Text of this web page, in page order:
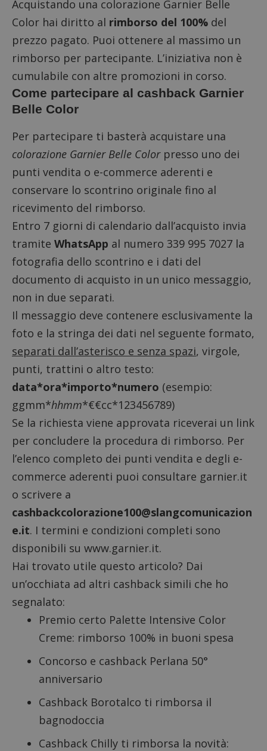
Acquistando una colorazione Garnier Belle
Color hai diritto al rimborso del 100% del
prezzo pagato. Puoi ottenere al massimo un
rimborso per partecipante. L’iniziativa non è
cumulabile con altre promozioni in corso.
Come partecipare al cashback Garnier
Belle Color
Per partecipare ti basterà acquistare una
colorazione Garnier Belle Colorpresso uno dei
punti vendita o e-commerce aderenti e
conservare lo scontrino originale fino al
ricevimento del rimborso.
Entro 7 giorni di calendario dall’acquisto invia
tramite WhatsApp al numero 339 995 7027 la
fotografia dello scontrino e i dati del
documento di acquisto in un unico messaggio,
non in due separati.
Il messaggio deve contenere esclusivamente la
foto e la stringa dei dati nel seguente formato,
separati dall’asterisco e senza spazi, virgole,
punti, trattini o altro testo:
data*ora*importo*numero (esempio:
ggmm*hhmm*€€cc*123456789)
Se la richiesta viene approvata riceverai un link
per concludere la procedura di rimborso. Per
l’elenco completo dei punti vendita e degli e-
commerce aderenti puoi consultare garnier.it
o scrivere a
cashbackcolorazione100@slangcomunicazion
e.it. I termini e condizioni completi sono
disponibili su www.garnier.it.
Hai trovato utile questo articolo? Dai
un’occhiata ad altri cashback simili che ho
segnalato:
Premio certo Palette Intensive Color
Creme: rimborso 100% in buoni spesa
Concorso e cashback Perlana 50°
anniversario
Cashback Borotalco ti rimborsa il
bagnodoccia
Cashback Chilly ti rimborsa la novità: